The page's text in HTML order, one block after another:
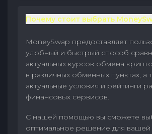
Почему стоит выбрать
MoneySwap предоставляет
удобный и быстрый способ
актуальных курсов обмена
в различных обменных пунктах, а
актуальные условия и рейтинги
финансовых сервисов.
С нашей помощью вы сможете
оптимальное решение для вашей